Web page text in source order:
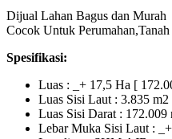
Dijual Lahan Bagus dan Murah
Cocok Untuk
Spesifikasi:
Luas : _+ 17,5 Ha [
Luas Sisi Laut : 3.835 m2
Luas Sisi Darat : 172.009
Lebar Muka Sisi Laut :